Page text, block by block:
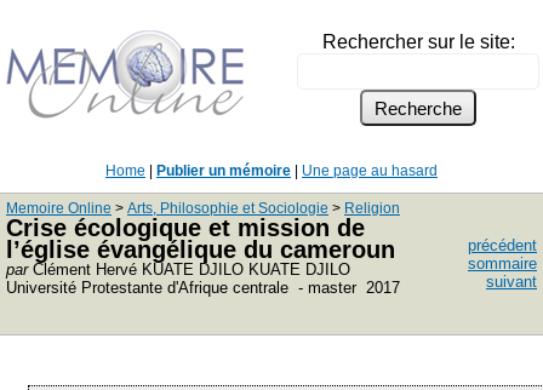
Rechercher sur le site:
Home Publier un mémoire Une page au hasard
Memoire Online > Arts, Philosophie et Sociologie > Religion
Crise écologique et mission de
l’église évangélique du cameroun
parClément Hervé KUATE DJILO KUATE DJILO
Université Protestante d'Afrique centrale - master 2017
précédent
sommaire
suivant